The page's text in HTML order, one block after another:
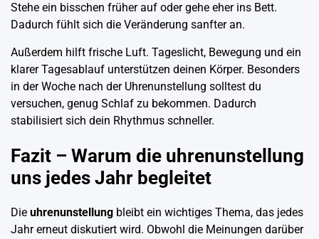
Stehe ein bisschen früher auf oder gehe eher ins Bett.
Dadurch fühlt sich die Veränderung sanfter an.
Außerdem hilft frische Luft. Tageslicht, Bewegung und ein
klarer Tagesablauf unterstützen deinen Körper. Besonders
in der Woche nach der Uhrenunstellung solltest du
versuchen, genug Schlaf zu bekommen. Dadurch
stabilisiert sich dein Rhythmus schneller.
Fazit – Warum die uhrenunstellung
uns jedes Jahr begleitet
Die uhrenunstellung bleibt ein wichtiges Thema, das jedes
Jahr erneut diskutiert wird. Obwohl die Meinungen darüber